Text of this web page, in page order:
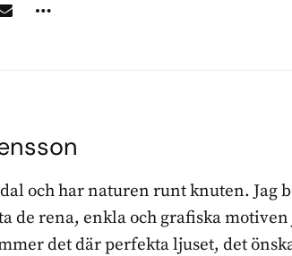
och har naturen runt knuten. Jag
de rena, enkla och grafiska
det där perfekta ljuset, det